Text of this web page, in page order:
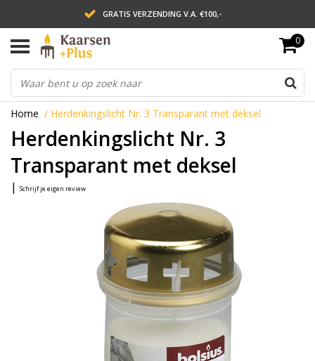
GRATIS VERZENDING V.A. €100,-
LEVERING BINNEN 2 WERKDAGEN
ACHTERAF BETALEN VIA AFTERPAY
0
Home / Herdenkingslicht Nr. 3 Transparant met deksel
Herdenkingslicht Nr. 3
Transparant met deksel
| Schrijf je eigen review